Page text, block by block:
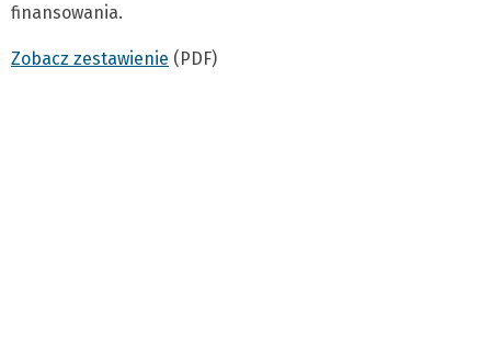
finansowania.
Zobacz zestawienie (PDF)